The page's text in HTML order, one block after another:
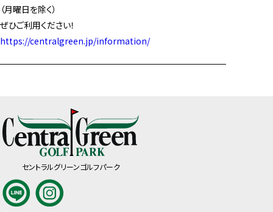
（月曜日を除く）
ぜひご利用ください！
https://centralgreen.jp/information/
セントラルグリーンゴルフパーク